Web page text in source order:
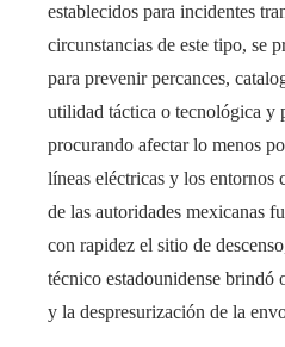
establecidos para incidentes
circunstancias de este tipo, se
para prevenir percances,
utilidad táctica o tecnológica y
procurando afectar lo menos
líneas eléctricas y los entornos
de las autoridades mexicanas
con rapidez el sitio de
técnico estadounidense brindó
y la despresurización de la